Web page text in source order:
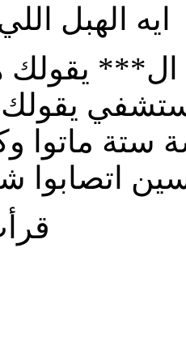
ايه الهبل
ال***
ماتوا
اتصابوا
قرأت